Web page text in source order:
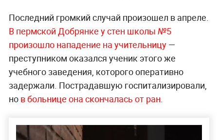
Последний громкий случай произошел в апреле.
В пермской Добрянке у стен школы №5
произошло нападение на учительницу—
преступником оказался ученик этого же
учебного заведения, которого оперативно
задержали. Пострадавшую госпитализировали,
но в больнице она скончалась от ран.